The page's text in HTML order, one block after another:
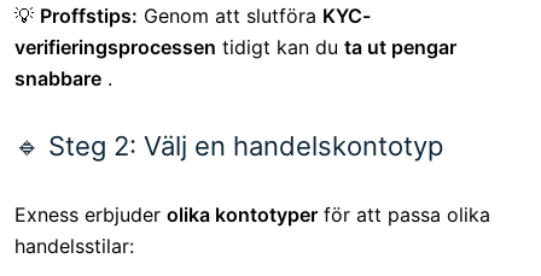
💡 Proffstips: Genom att slutföra KYC-
verifieringsprocessen tidigt kan du ta ut pengar
snabbare .
🔹 Steg 2: Välj en handelskontotyp
Exness erbjuder olika kontotyper för att passa olika
handelsstilar: